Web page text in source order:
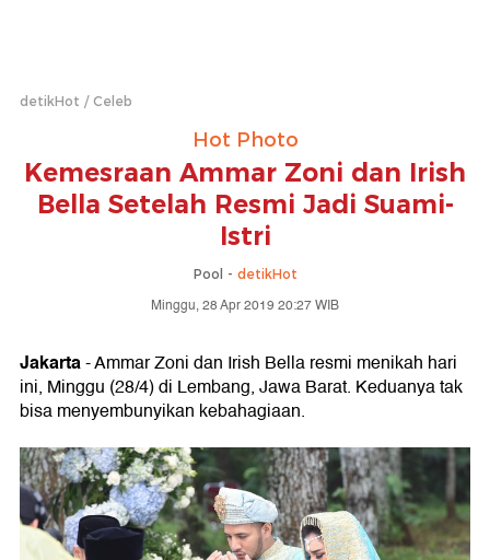
detikHot Celeb
Hot Photo
Kemesraan Ammar Zoni dan Irish
Bella Setelah Resmi Jadi Suami-
Istri
Pool - detikHot
Minggu, 28 Apr 2019 20:27 WIB
Jakarta- Ammar Zoni dan Irish Bella resmi menikah hari
ini, Minggu (28/4) di Lembang, Jawa Barat. Keduanya tak
bisa menyembunyikan kebahagiaan.